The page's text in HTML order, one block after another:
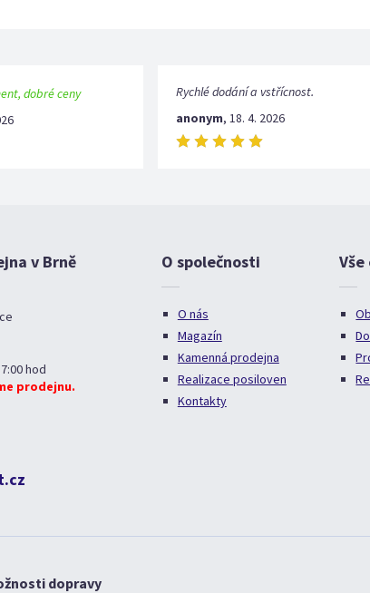
dobré ceny
Rychlé dodání a vstřícnost.
anonym, 18. 4. 2026
v Brně
hod
prodejnu.
O společnosti
O nás
Magazín
Kamenná prodejna
Realizace posiloven
Kontakty
dopravy